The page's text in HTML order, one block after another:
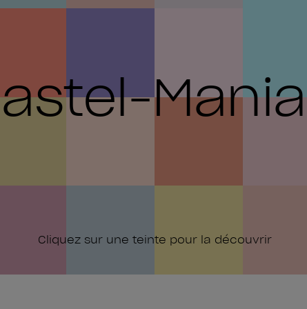
Mania
Cliquez sur une teinte pour la découvrir